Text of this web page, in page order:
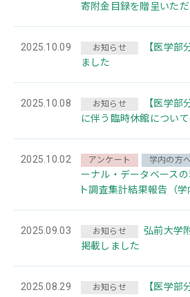
寄附金目録を贈呈いた
2025.10.09 お知らせ
【医学部
ました
2025.10.08 お知らせ
【医学部
に伴う臨時休館につい
2025.10.02 アンケート 学内の方へ
ーナル・データベース
ト調査集計結果報告（学
2025.09.03 お知らせ
弘前大学
掲載しました
2025.08.29 お知らせ
【医学部